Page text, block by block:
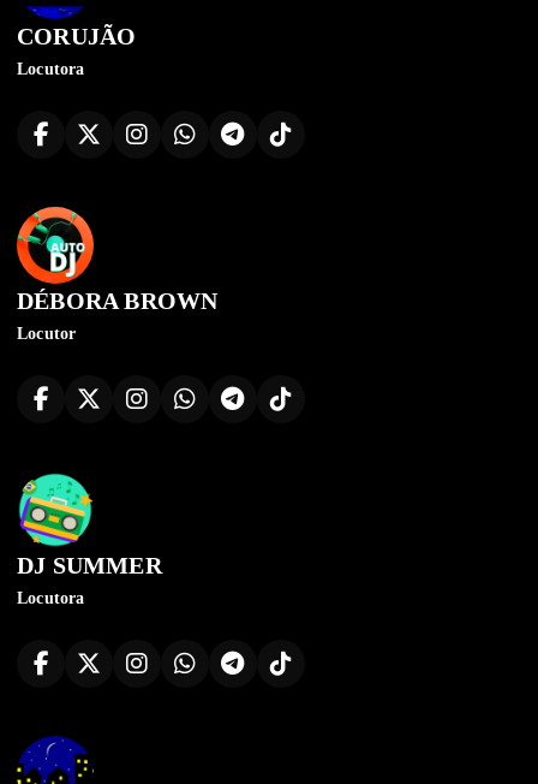
CORUJÃO
Locutora
DÉBORA BROWN
Locutor
DJ SUMMER
Locutora